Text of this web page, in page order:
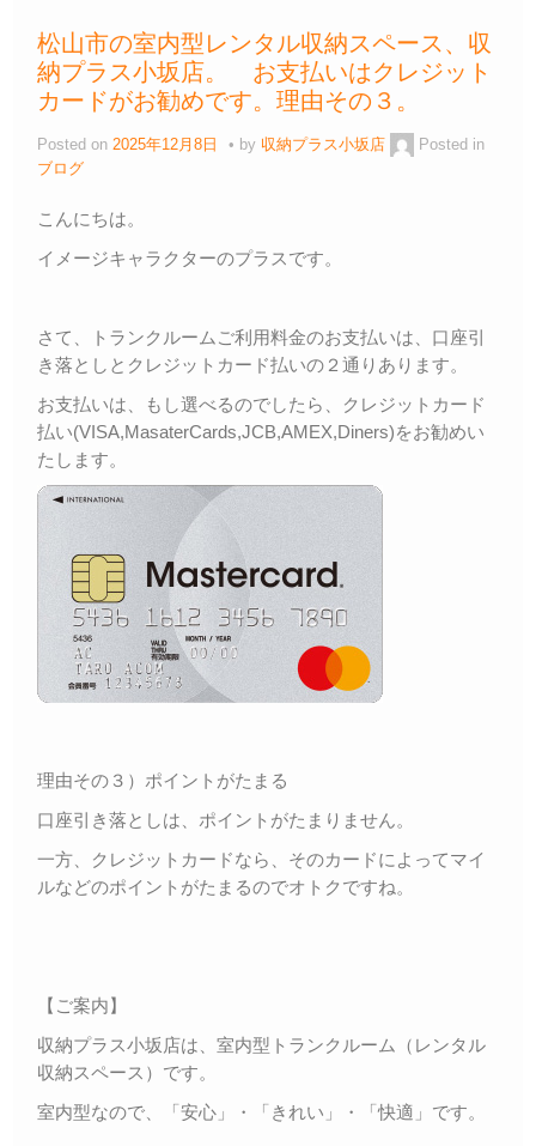
b
o
o
k
a
Li
n
k
松山市の室内型レンタル収納スペース、収
納プラス小坂店。 お支払いはクレジット
カードがお勧めです。理由その３。
Posted on 2025年12月8日 by 収納プラス小坂店
Posted in
ブログ
こんにちは。
イメージキャラクターのプラスです。
さて、トランクルームご利用料金のお支払いは、口座引
き落としとクレジットカード払いの２通りあります。
お支払いは、もし選べるのでしたら、クレジットカード
払い(VISA,MasaterCards,JCB,AMEX,Diners)をお勧めい
たします。
理由その３）ポイントがたまる
口座引き落としは、ポイントがたまりません。
一方、クレジットカードなら、そのカードによってマイ
ルなどのポイントがたまるのでオトクですね。
【ご案内】
収納プラス小坂店は、室内型トランクルーム（レンタル
収納スペース）です。
室内型なので、「安心」・「きれい」・「快適」です。